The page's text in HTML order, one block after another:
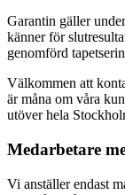
Garantin gäller
känner för
genomförd
Välkommen att
är måna om våra
utöver hela
Medarbetare
Vi anställer endast